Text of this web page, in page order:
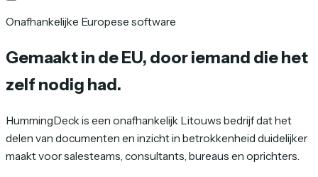
Onafhankelijke Europese software
Gemaakt in de EU, door iemand die het
zelf nodig had.
HummingDeck is een onafhankelijk Litouws bedrijf dat het
delen van documenten en inzicht in betrokkenheid duidelijker
maakt voor salesteams, consultants, bureaus en oprichters.